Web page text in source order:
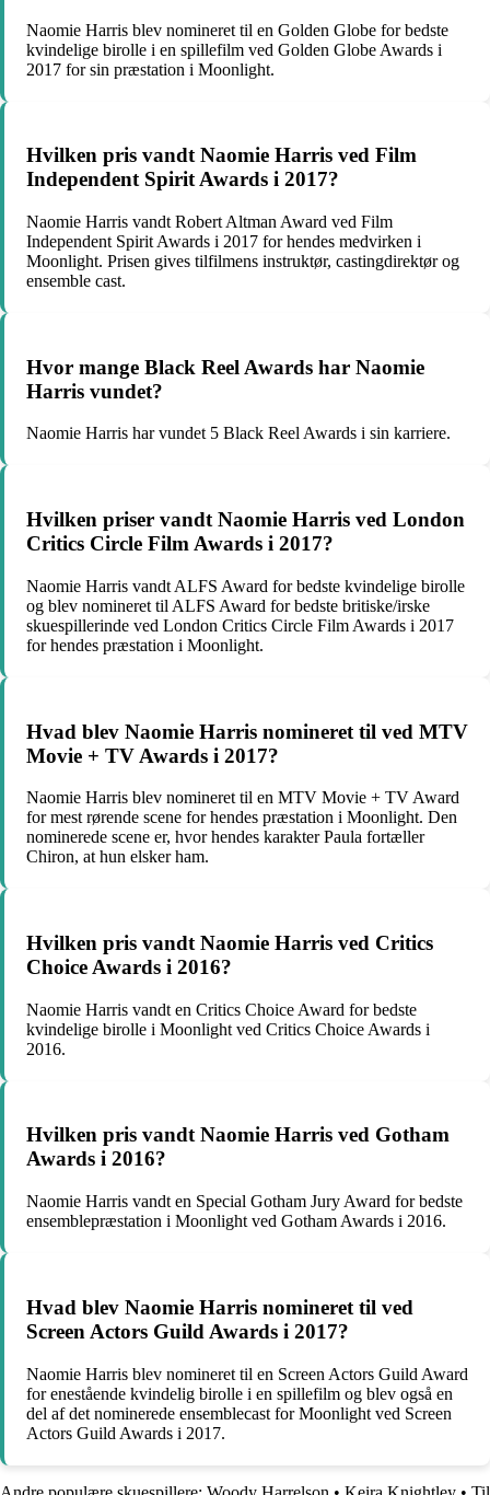
Naomie Harris blev nomineret til en Golden Globe for bedste
kvindelige birolle i en spillefilm ved Golden Globe Awards i
2017 for sin præstation i Moonlight.
Hvilken pris vandt Naomie Harris ved Film
Independent Spirit Awards i 2017?
Naomie Harris vandt Robert Altman Award ved Film
Independent Spirit Awards i 2017 for hendes medvirken i
Moonlight. Prisen gives tilfilmens instruktør, castingdirektør og
ensemble cast.
Hvor mange Black Reel Awards har Naomie
Harris vundet?
Naomie Harris har vundet 5 Black Reel Awards i sin karriere.
Hvilken priser vandt Naomie Harris ved London
Critics Circle Film Awards i 2017?
Naomie Harris vandt ALFS Award for bedste kvindelige birolle
og blev nomineret til ALFS Award for bedste britiske/irske
skuespillerinde ved London Critics Circle Film Awards i 2017
for hendes præstation i Moonlight.
Hvad blev Naomie Harris nomineret til ved MTV
Movie + TV Awards i 2017?
Naomie Harris blev nomineret til en MTV Movie + TV Award
for mest rørende scene for hendes præstation i Moonlight. Den
nominerede scene er, hvor hendes karakter Paula fortæller
Chiron, at hun elsker ham.
Hvilken pris vandt Naomie Harris ved Critics
Choice Awards i 2016?
Naomie Harris vandt en Critics Choice Award for bedste
kvindelige birolle i Moonlight ved Critics Choice Awards i
2016.
Hvilken pris vandt Naomie Harris ved Gotham
Awards i 2016?
Naomie Harris vandt en Special Gotham Jury Award for bedste
ensemblepræstation i Moonlight ved Gotham Awards i 2016.
Hvad blev Naomie Harris nomineret til ved
Screen Actors Guild Awards i 2017?
Naomie Harris blev nomineret til en Screen Actors Guild Award
for enestående kvindelig birolle i en spillefilm og blev også en
del af det nominerede ensemblecast for Moonlight ved Screen
Actors Guild Awards i 2017.